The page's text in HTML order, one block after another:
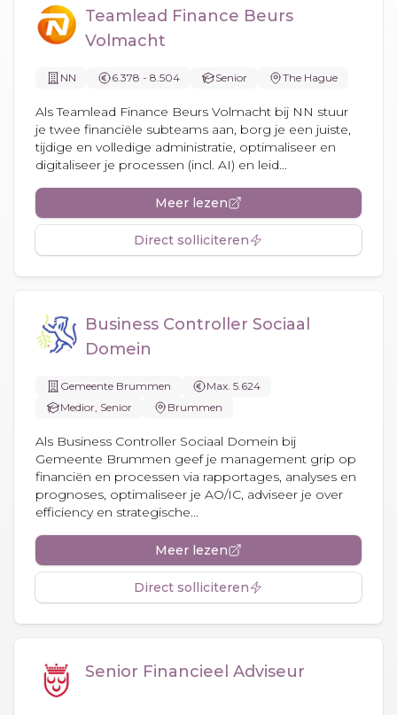
Teamlead Finance Beurs
Volmacht
NN 6.378 - 8.504 Senior The Hague
Als Teamlead Finance Beurs Volmacht bij NN stuur
je twee financiële subteams aan, borg je een juiste,
tijdige en volledige administratie, optimaliseer en
digitaliseer je processen (incl. AI) en leid...
Meer lezen
Direct solliciteren
Business Controller Sociaal
Domein
Gemeente Brummen
Max. 5.624
Medior, Senior
Brummen
Als Business Controller Sociaal Domein bij
Gemeente Brummen geef je management grip op
financiën en processen via rapportages, analyses en
prognoses, optimaliseer je AO/IC, adviseer je over
efficiency en strategische...
Meer lezen
Direct solliciteren
Senior Financieel Adviseur